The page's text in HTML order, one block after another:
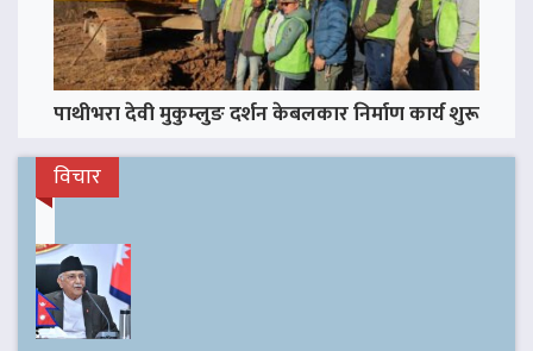
पाथीभरा देवी मुकुम्लुङ दर्शन केबलकार निर्माण कार्य शुरू
विचार